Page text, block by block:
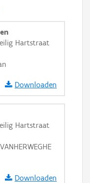
Hartstraat
Downloaden
Hartstraat
Downloaden